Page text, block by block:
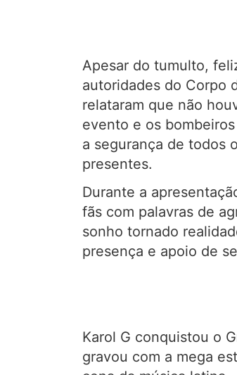
Apesar do tumulto,
autoridades do Corpo
relataram que não
evento e os
a segurança de todos
Durante a
fãs com palavras de
sonho tornado
presença e apoio de
Karol G conquistou o
gravou com a mega